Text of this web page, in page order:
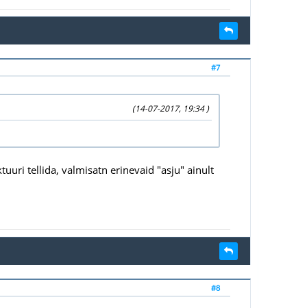
#7
(14-07-2017, 19:34 )
tellida, valmisatn erinevaid "asju" ainult
#8